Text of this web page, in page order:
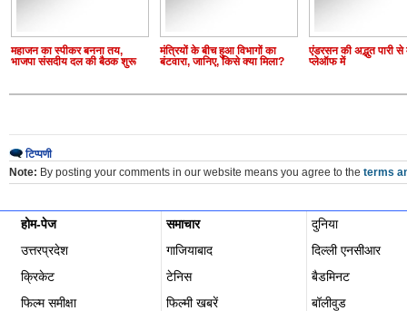
महाजन का स्पीकर बनना तय,
भाजपा संसदीय दल की बैठक शुरू
मंत्रियों के बीच हुआ विभागों का
बंटवारा, जानिए, किसे क्या मिला?
एंडरसन की अद्भुत पारी से
प्लेऑफ में
टिप्पणी
Note: By posting your comments in our website means you agree to the terms
होम-पेज समाचार
दुनिया
उत्तरप्रदेश
गाजियाबाद
दिल्ली एनसीआर
क्रिकेट
टेनिस
बैडमिनट
फिल्म समीक्षा
फिल्‍मी खबरें
बॉलीवुड